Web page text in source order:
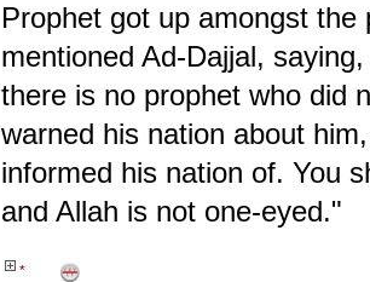
Prophet got up amongst
mentioned Ad-Dajjal,
there is no prophet who did
warned his nation about
informed his nation of. You
and Allah is not one-eyed."
*